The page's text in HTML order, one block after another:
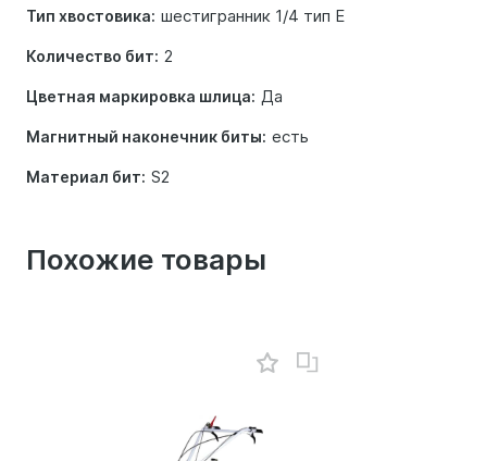
Тип хвостовика: шестигранник 1/4 тип E
Количество бит: 2
Цветная маркировка шлица: Да
Магнитный наконечник биты: есть
Материал бит: S2
Похожие товары